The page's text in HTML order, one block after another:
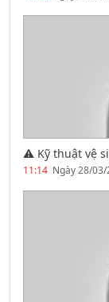
⚠️ Kỹ thuật vệ
11:14 Ngày 28/